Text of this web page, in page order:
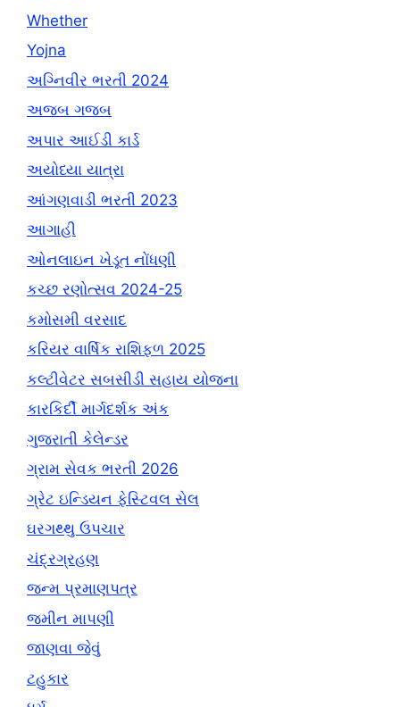
Whether
Yojna
અગ્નિવીર ભરતી 2024
અજબ ગજબ
અપાર આઈડી કાર્ડ
અયોધ્યા યાત્રા
આંગણવાડી ભરતી 2023
આગાહી
ઓનલાઇન ખેડૂત નોંધણી
કચ્છ રણોત્સવ 2024-25
કમોસમી વરસાદ
કરિયર વાર્ષિક રાશિફળ 2025
કલ્ટીવેટર સબસીડી સહાય યોજના
કારકિર્દી માર્ગદર્શક અંક
ગુજરાતી કેલેન્ડર
ગ્રામ સેવક ભરતી 2026
ગ્રેટ ઇન્ડિયન ફેસ્ટિવલ સેલ
ઘરગથ્થુ ઉપચાર
ચંદ્રગ્રહણ
જન્મ પ્રમાણપત્ર
જમીન માપણી
જાણવા જેવું
ટહુકાર